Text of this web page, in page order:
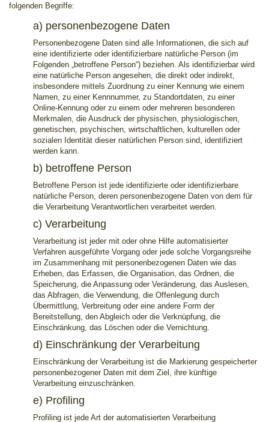
folgenden Begriffe:
a) personenbezogene Daten
Personenbezogene Daten sind alle Informationen, die sich auf
eine identifizierte oder identifizierbare natürliche Person (im
Folgenden „betroffene Person“) beziehen. Als identifizierbar wird
eine natürliche Person angesehen, die direkt oder indirekt,
insbesondere mittels Zuordnung zu einer Kennung wie einem
Namen, zu einer Kennnummer, zu Standortdaten, zu einer
Online-Kennung oder zu einem oder mehreren besonderen
Merkmalen, die Ausdruck der physischen, physiologischen,
genetischen, psychischen, wirtschaftlichen, kulturellen oder
sozialen Identität dieser natürlichen Person sind, identifiziert
werden kann.
b) betroffene Person
Betroffene Person ist jede identifizierte oder identifizierbare
natürliche Person, deren personenbezogene Daten von dem für
die Verarbeitung Verantwortlichen verarbeitet werden.
c) Verarbeitung
Verarbeitung ist jeder mit oder ohne Hilfe automatisierter
Verfahren ausgeführte Vorgang oder jede solche Vorgangsreihe
im Zusammenhang mit personenbezogenen Daten wie das
Erheben, das Erfassen, die Organisation, das Ordnen, die
Speicherung, die Anpassung oder Veränderung, das Auslesen,
das Abfragen, die Verwendung, die Offenlegung durch
Übermittlung, Verbreitung oder eine andere Form der
Bereitstellung, den Abgleich oder die Verknüpfung, die
Einschränkung, das Löschen oder die Vernichtung.
d) Einschränkung der Verarbeitung
Einschränkung der Verarbeitung ist die Markierung gespeicherter
personenbezogener Daten mit dem Ziel, ihre künftige
Verarbeitung einzuschränken.
e) Profiling
Profiling ist jede Art der automatisierten Verarbeitung